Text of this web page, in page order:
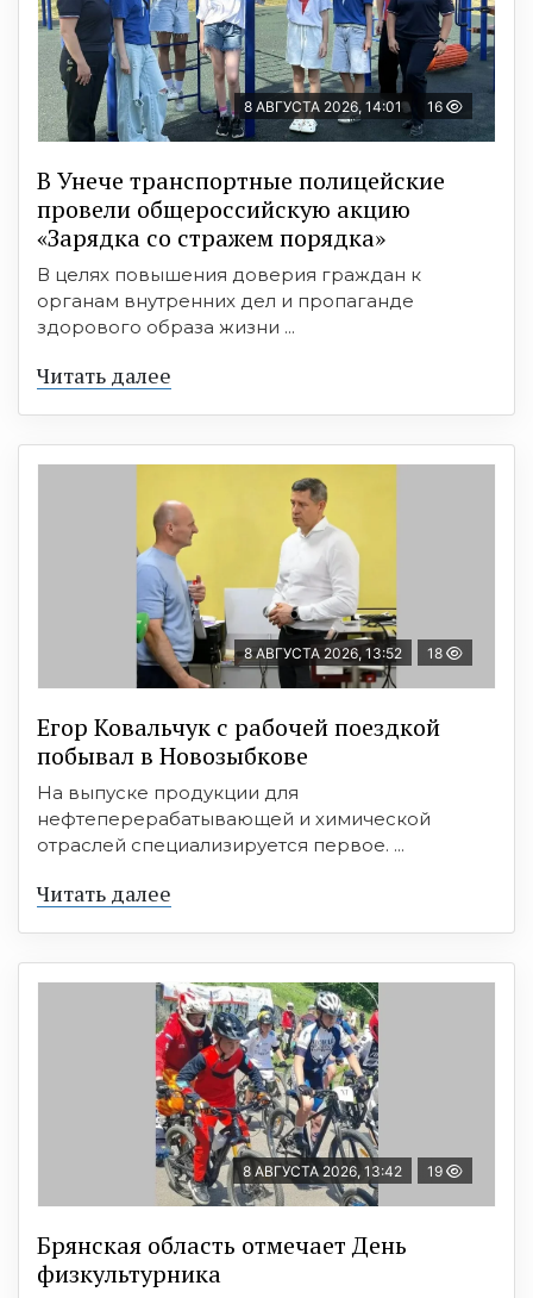
8 АВГУСТА 2026, 14:01 16
В Унече транспортные полицейские
провели общероссийскую акцию
«Зарядка со стражем порядка»
В целях повышения доверия граждан к
органам внутренних дел и пропаганде
здорового образа жизни ...
Читать далее
8 АВГУСТА 2026, 13:52 18
Егор Ковальчук с рабочей поездкой
побывал в Новозыбкове
На выпуске продукции для
нефтеперерабатывающей и химической
отраслей специализируется первое. ...
Читать далее
8 АВГУСТА 2026, 13:42 19
Брянская область отмечает День
физкультурника